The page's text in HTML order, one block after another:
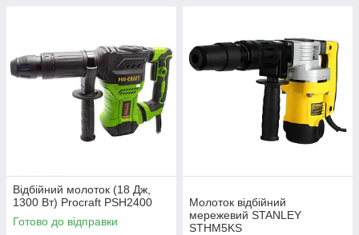
Відбійний молоток (18 Дж,
1300 Вт) Procraft PSH2400
Готово до відправки
Молоток відбійний
мережевий STANLEY
STHM5KS